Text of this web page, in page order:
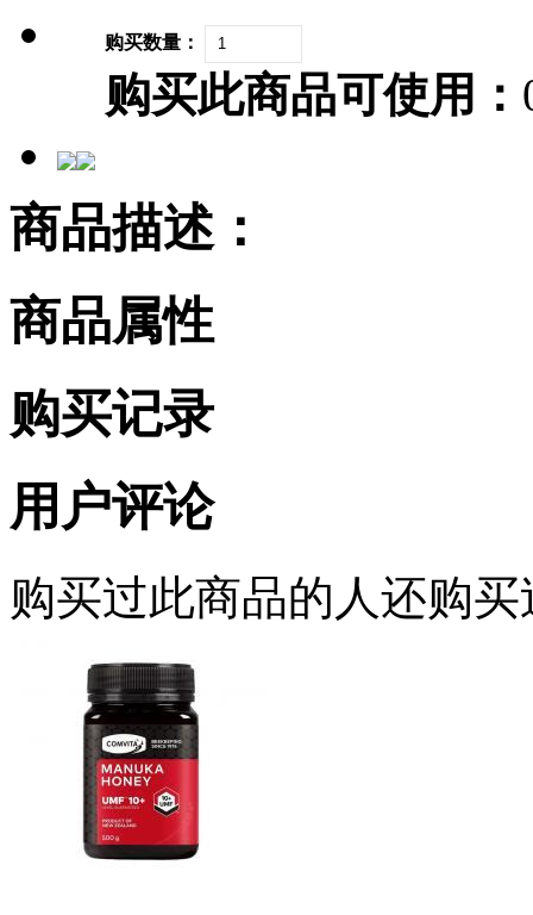
购买数量：
购买此商品可使用：
商品描述：
商品属性
购买记录
用户评论
购买过此商品的人还购买